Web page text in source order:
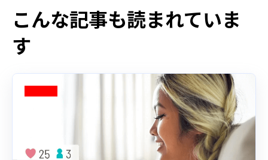
こんな記事も読まれていま
す